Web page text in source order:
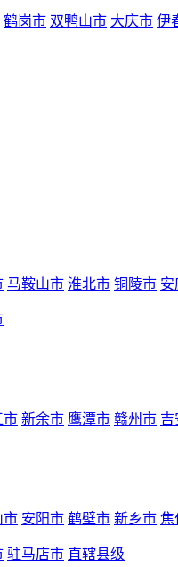
鹤岗市 双鸭山市 大庆市 伊
马鞍山市 淮北市 铜陵市 安
市 新余市 鹰潭市 赣州市 吉
市 安阳市 鹤壁市 新乡市 焦
驻马店市 直辖县级